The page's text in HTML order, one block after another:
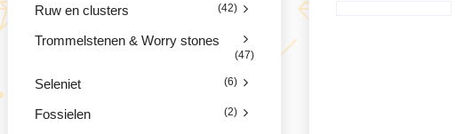
Ruw en clusters (42)
Trommelstenen & Worry stones
(47)
Seleniet (6)
Fossielen (2)